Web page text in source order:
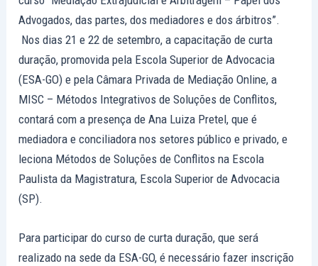
Advogados, das partes, dos mediadores e dos árbitros”.
Nos dias 21 e 22 de setembro, a capacitação de curta
duração, promovida pela Escola Superior de Advocacia
(ESA-GO) e pela Câmara Privada de Mediação Online, a
MISC – Métodos Integrativos de Soluções de Conflitos,
contará com a presença de Ana Luiza Pretel, que é
mediadora e conciliadora nos setores público e privado, e
leciona Métodos de Soluções de Conflitos na Escola
Paulista da Magistratura, Escola Superior de Advocacia
(SP).
Para participar do curso de curta duração, que será
realizado na sede da ESA-GO, é necessário fazer inscrição